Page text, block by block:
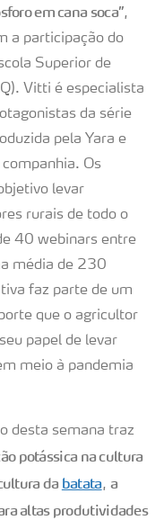
em cana soca”,
a participação do
Superior de
Vitti é especialista
da série
pela Yara e
companhia. Os
levar
rurais de todo o
40 webinars entre
média de 230
faz parte de um
que o agricultor
papel de levar
meio à pandemia
desta semana traz
potássica na cultura
da batata, a
altas produtividades